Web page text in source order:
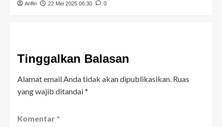
Arifin 22 Mei 2025 06:30 0
Tinggalkan Balasan
Alamat email Anda tidak akan dipublikasikan. Ruas
yang wajib ditandai*
Komentar *